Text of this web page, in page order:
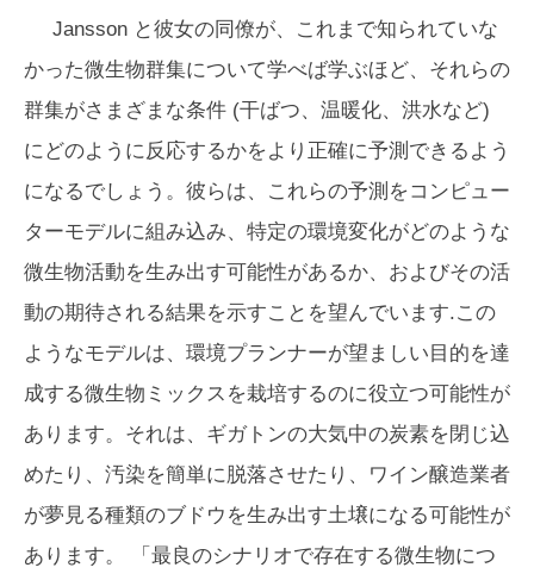
Jansson と彼女の同僚が、これまで知られていな
かった微生物群集について学べば学ぶほど、それらの
群集がさまざまな条件 (干ばつ、温暖化、洪水など)
にどのように反応するかをより正確に予測できるよう
になるでしょう。彼らは、これらの予測をコンピュー
ターモデルに組み込み、特定の環境変化がどのような
微生物活動を生み出す可能性があるか、およびその活
動の期待される結果を示すことを望んでいます.この
ようなモデルは、環境プランナーが望ましい目的を達
成する微生物ミックスを栽培するのに役立つ可能性が
あります。それは、ギガトンの大気中の炭素を閉じ込
めたり、汚染を簡単に脱落させたり、ワイン醸造業者
が夢見る種類のブドウを生み出す土壌になる可能性が
あります。 「最良のシナリオで存在する微生物につ